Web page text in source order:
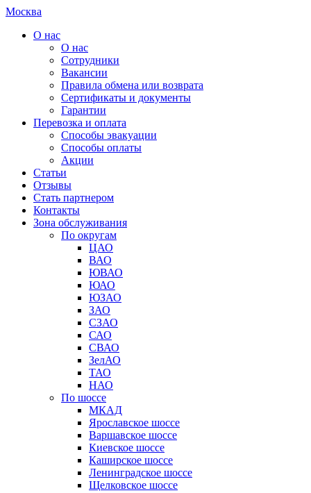
Москва
О нас
О нас
Сотрудники
Вакансии
Правила обмена или возврата
Сертификаты и документы
Гарантии
Перевозка и оплата
Способы эвакуации
Способы оплаты
Акции
Статьи
Отзывы
Стать партнером
Контакты
Зона обслуживания
По округам
ЦАО
ВАО
ЮВАО
ЮАО
ЮЗАО
ЗАО
СЗАО
САО
СВАО
ЗелАО
ТАО
НАО
По шоссе
МКАД
Ярославское шоссе
Варшавское шоссе
Киевское шоссе
Каширское шоссе
Ленинградское шоссе
Щелковское шоссе